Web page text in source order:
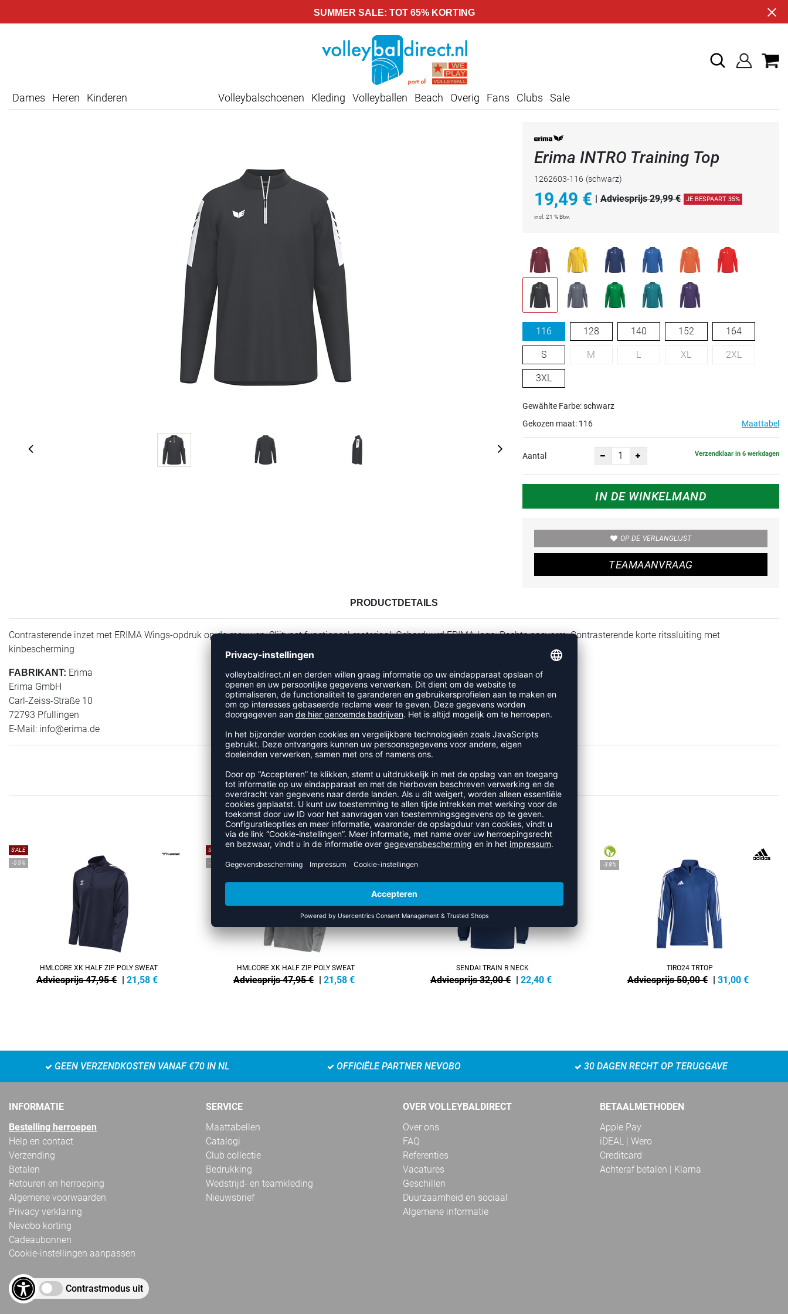
SUMMER SALE: TOT 65% KORTING
Dames Heren Kinderen Volleybalschoenen Kleding Volleyballen Beach Overig Fans Clubs Sale
Erima INTRO Training Top
1262603-116 (schwarz)
19,49 € Adviesprijs 29,99 € JE BESPAART 35%
incl. 21 % Btw.
116 128 140 152 164
S M L XL 2XL
3XL
Gewählte Farbe: schwarz
Gekozen maat: 116 Maattabel
Aantal Verzendklaar in 6 werkdagen
IN DE WINKELMAND
OP DE VERLANGLIJST
TEAMAANVRAAG
PRODUCTDETAILS
Contrasterende inzet met ERIMA Wings-opdruk op de mouwen; Slijtvast functioneel materiaal; Geborduurd ERIMA-logo; Rechte pasvorm; Contrasterende korte ritssluiting met
kinbescherming
FABRIKANT: Erima
Erima GmbH
Carl-Zeiss-Straße 10
72793 Pfullingen
E-Mail: info@erima.de
RECENT BEKEKEN
MEER UIT DE CATEGORIE SWEATSHIRTS
SALE
-55%
HMLCORE XK HALF ZIP POLY SWEAT
Adviesprijs 47,95 € | 21,58 €
SALE
-55%
HMLCORE XK HALF ZIP POLY SWEAT
Adviesprijs 47,95 € | 21,58 €
SALE
-30%
SENDAI TRAIN R NECK
Adviesprijs 32,00 € | 22,40 €
-38%
TIRO24 TRTOP
Adviesprijs 50,00 € | 31,00 €
GEEN VERZENDKOSTEN VANAF €70 IN NL OFFICIËLE PARTNER NEVOBO 30 DAGEN RECHT OP TERUGGAVE
INFORMATIE
Bestelling herroepen
Help en contact
Verzending
Betalen
Retouren en herroeping
Algemene voorwaarden
Privacy verklaring
Nevobo korting
Cadeaubonnen
Cookie-instellingen aanpassen
Contrastmodus uit
SERVICE
Maattabellen
Catalogi
Club collectie
Bedrukking
Wedstrijd- en teamkleding
Nieuwsbrief
OVER VOLLEYBALDIRECT
Over ons
FAQ
Referenties
Vacatures
Geschillen
Duurzaamheid en sociaal
Algemene informatie
BETAALMETHODEN
Apple Pay
iDEAL | Wero
Creditcard
Achteraf betalen | Klarna